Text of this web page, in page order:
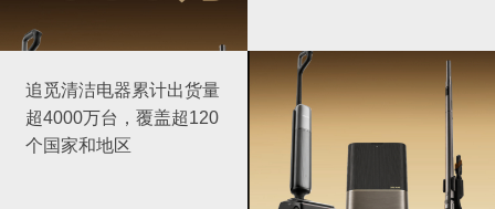
追觅清洁电器累计出货量
超4000万台，覆盖超120
个国家和地区